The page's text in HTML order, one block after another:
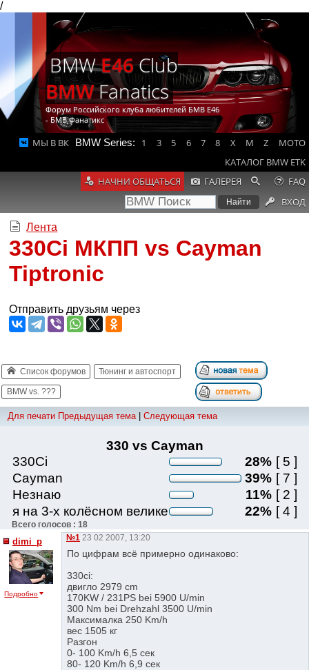
/
BMWE46Club
BMWFanatics
Форум Российского клуба любителей БМВ Е46
- БМВ Фанатикс
МЫ В ВК BMW Series: 1 3 5 6 7 8 X M Z
MOTO
КАТАЛОГ BMW ETK
НАЧНИ ОБЩАТЬСЯ
ГАЛЕРЕЯ
FAQ
ВХОД
Лента
330Ci МКПП vs Cayman
Tiptronic
Отправить друзьям через
Список форумов Тюнинг и автоспорт
BMW vs. ???
Для печати Предыдущая тема| Следующая тема
330 vs Cayman
330Ci
28% [ 5 ]
Cayman
39% [ 7 ]
Незнаю
11% [ 2 ]
я на 3-х колёсном велике
22% [ 4 ]
Всего голосов : 18
dimi_p
Подробно
№1 23 02 2007, 13:20
По цифрам всё примерно одинаково:
330ci:
двигло 2979 cm
170KW / 231PS bei 5900 U/min
300 Nm bei Drehzahl 3500 U/min
Максималка 250 Km/h
вес 1505 кг
Разгон
0- 100 Km/h 6,5 сек
80- 120 Km/h 6,9 сек